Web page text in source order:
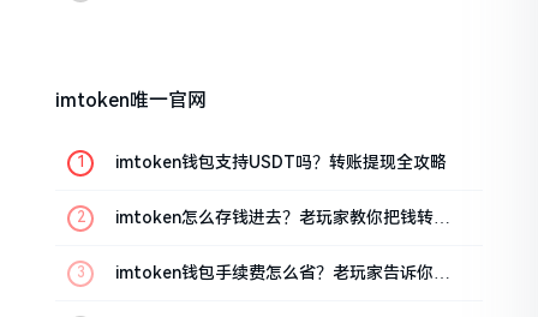
imtoken唯一官网
imtoken钱包支持USDT吗？转账提现全攻略
imtoken怎么存钱进去？老玩家教你把钱转进
imtoken钱包手续费怎么省？老玩家告诉你几